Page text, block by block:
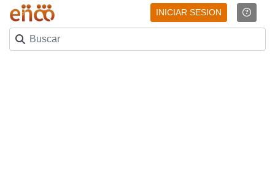
INICIAR SESION